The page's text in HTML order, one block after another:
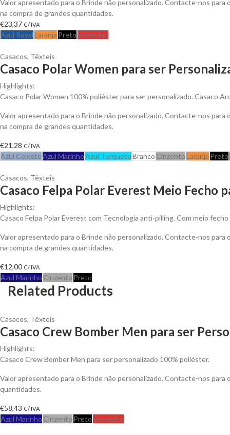
Valor apresentado para o Brinde não personalizado. Contacte-nos
na compra de grandes quantidades.
€23,37 C/ IVA
Azul RoyalLaranja PretoVermelho
Casacos, Têxteis
Casaco Polar Women para ser
Highlights:
Casaco Polar Women 100% poliéster para ser personalizado. Casaco
Valor apresentado para o Brinde não personalizado. Contacte-nos
na compra de grandes quantidades.
€21,28 C/ IVA
Azul CelesteAzul MarinhoAzul TurquesaBranco CinzentoLaranja Preto
Casacos, Têxteis
Casaco Felpa Polar Everest Meio Fecho
Highlights:
Casaco Felpa Polar Everest com Tecnologia anti-pilling. Com meio
Valor apresentado para o Brinde não personalizado. Contacte-nos
na compra de grandes quantidades.
€12,00 C/ IVA
Azul Marinho Cinzento Preto
Related Products
Casacos, Têxteis
Casaco Crew Bomber Men para ser
Highlights:
Casaco Crew Bomber Men para ser personalizado 100% poliéster.
Valor apresentado para o Brinde não personalizado. Contacte-nos
quantidades.
€58,43 C/ IVA
Azul Marinho Cinzento PretoVermelho